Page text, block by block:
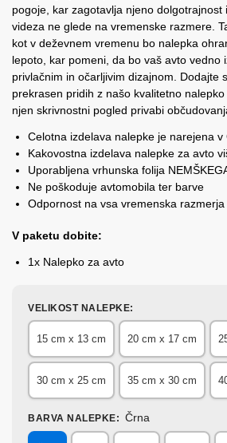
pogoje, kar zagotavlja njeno
videza ne glede na vremenske razmere.
kot v deževnem vremenu bo nalepka
lepoto, kar pomeni, da bo vaš avto vedno
privlačnim in očarljivim dizajnom. Dodajte
prekrasen pridih z našo kvalitetno
njen skrivnostni pogled privabi
Celotna izdelava nalepke je narejena v
Kakovostna izdelava nalepke za avto
Uporabljena vrhunska folija
Ne poškoduje avtomobila ter barve
Odpornost na vsa vremenska razmerja
V paketu dobite:
1x Nalepko za avto
VELIKOST NALEPKE:
15 cm x 13 cm 20 cm x 17 cm
30 cm x 25 cm 35 cm x 30 cm
BARVA NALEPKE: Črna